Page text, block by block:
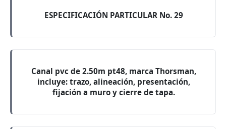
ESPECIFICACIÓN PARTICULAR No. 29
Canal pvc de 2.50m pt48, marca Thorsman,
incluye: trazo, alineación, presentación,
fijación a muro y cierre de tapa.